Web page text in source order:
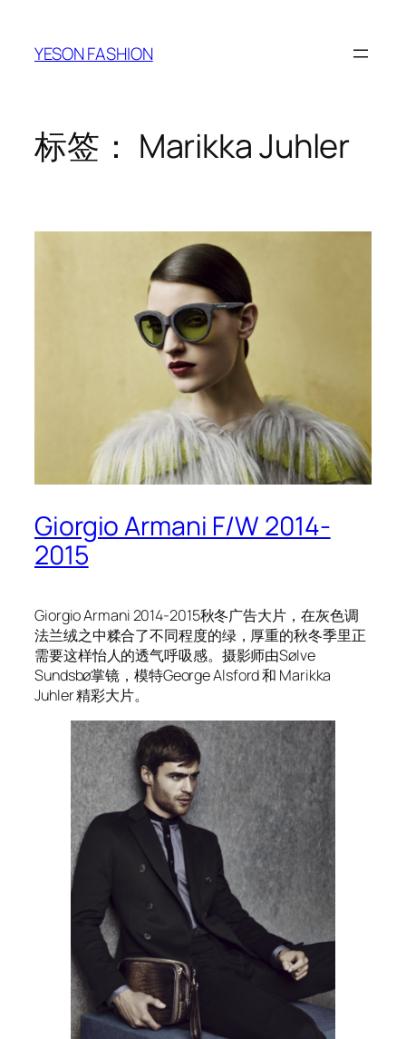
YESON FASHION
标签： Marikka Juhler
Giorgio Armani F/W 2014-
2015
Giorgio Armani 2014-2015秋冬广告大片，在灰色调
法兰绒之中糅合了不同程度的绿，厚重的秋冬季里正
需要这样怡人的透气呼吸感。摄影师由Sølve
Sundsbø掌镜，模特George Alsford 和 Marikka
Juhler 精彩大片。